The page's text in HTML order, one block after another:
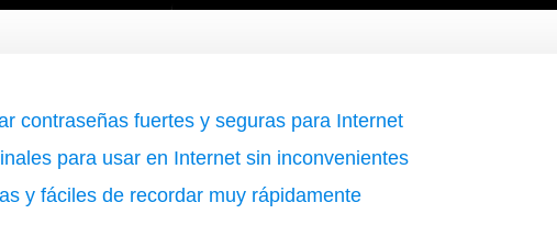
contraseñas fuertes y seguras para Internet
para usar en Internet sin inconvenientes
y fáciles de recordar muy rápidamente